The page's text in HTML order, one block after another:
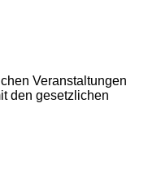
Veranstaltungen
den gesetzlichen